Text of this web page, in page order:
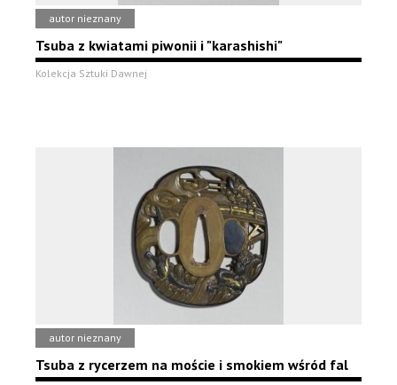
autor nieznany
Tsuba z kwiatami piwonii i "karashishi"
Kolekcja Sztuki Dawnej
autor nieznany
Tsuba z rycerzem na moście i smokiem wśród fal